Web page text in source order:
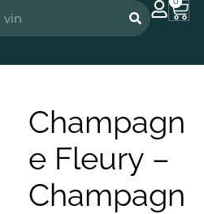
Champagn
e Fleury –
Champagn